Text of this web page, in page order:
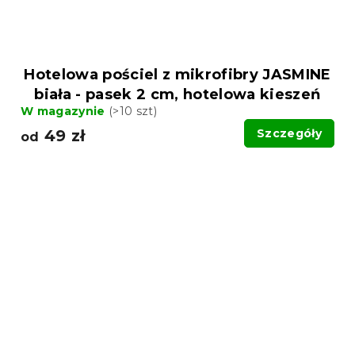
Hotelowa pościel z mikrofibry JASMINE
biała - pasek 2 cm, hotelowa kieszeń
W magazynie (>10 szt)
od 49 zł Szczegóły